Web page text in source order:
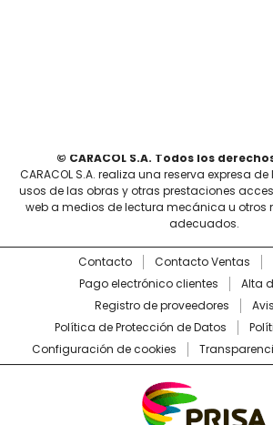
© CARACOL S.A. Todos los
CARACOL S.A. realiza una reserva expresa
usos de las obras y otras prestaciones
web a medios de lectura mecánica u otros
adecuados.
Contacto Contacto Ventas
Pago electrónico clientes
Alta
Registro de proveedores
Política de Protección de Datos
Configuración de cookies